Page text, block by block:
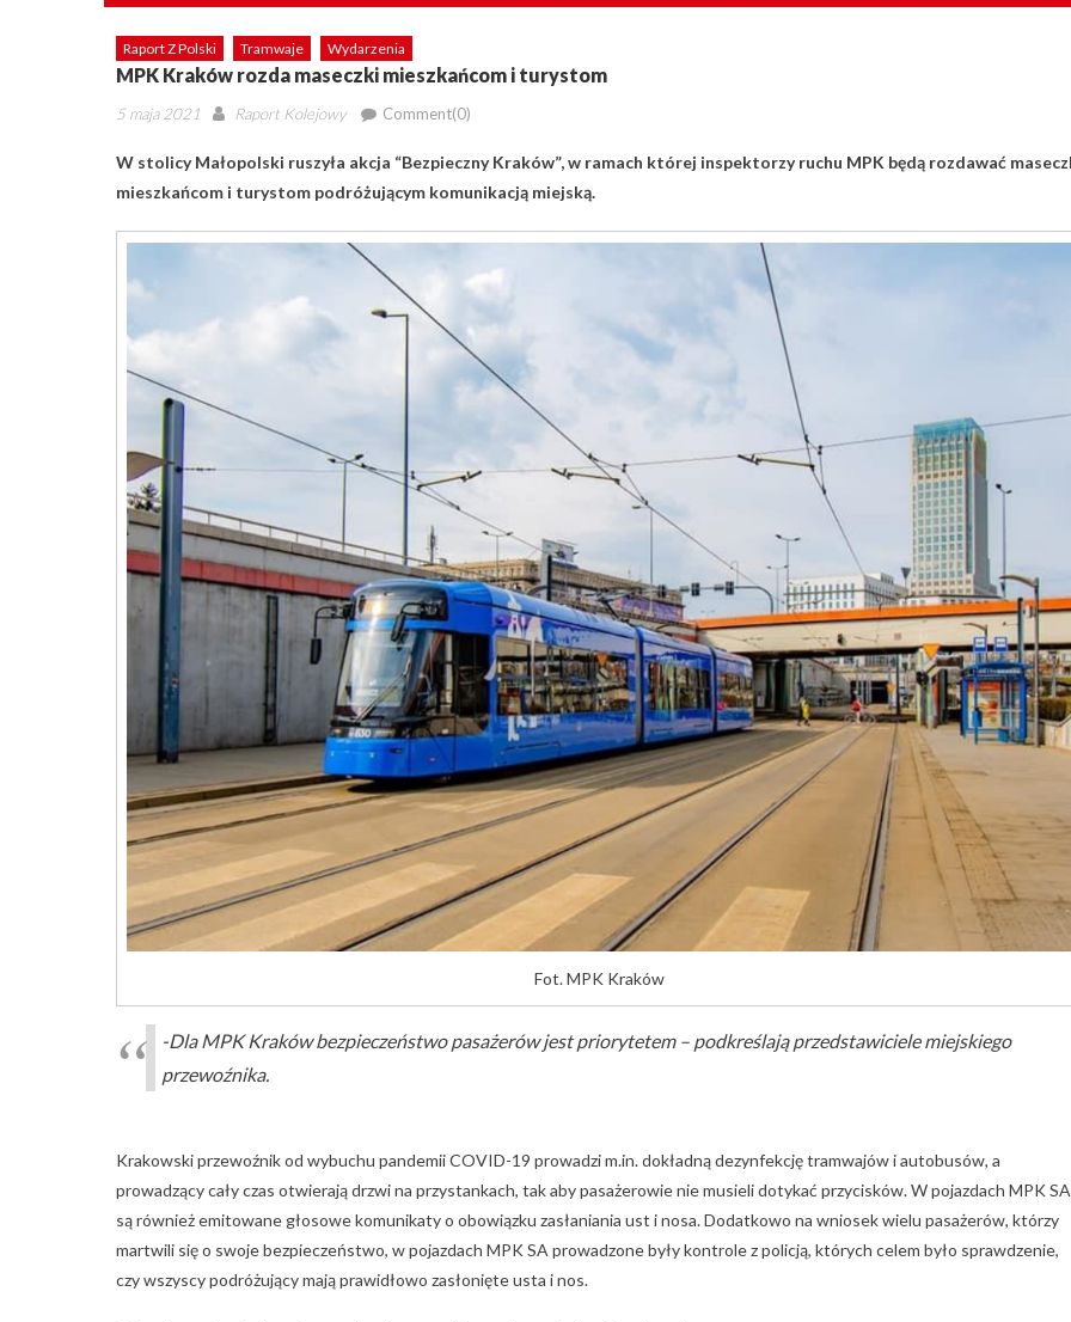
Raport Z Polski Tramwaje Wydarzenia
MPK Kraków rozda maseczki mieszkańcom i turystom
Posted
5 maja 2021 Author
Raport Kolejowy Comment(0)
W stolicy Małopolski ruszyła akcja “Bezpieczny Kraków”, w ramach której inspektorzy ruchu MPK będą rozdawać
mieszkańcom i turystom podróżującym komunikacją miejską.
Fot. MPK Kraków
-Dla MPK Kraków bezpieczeństwo pasażerów jest priorytetem – podkreślają przedstawiciele miejskiego
przewoźnika.
Krakowski przewoźnik od wybuchu pandemii COVID-19 prowadzi m.in. dokładną dezynfekcję tramwajów i autobusów, a
prowadzący cały czas otwierają drzwi na przystankach, tak aby pasażerowie nie musieli dotykać przycisków. W pojazdach MPK SA
są również emitowane głosowe komunikaty o obowiązku zasłaniania ust i nosa. Dodatkowo na wniosek wielu pasażerów, którzy
martwili się o swoje bezpieczeństwo, w pojazdach MPK SA prowadzone były kontrole z policją, których celem było sprawdzenie,
czy wszyscy podróżujący mają prawidłowo zasłonięte usta i nos.